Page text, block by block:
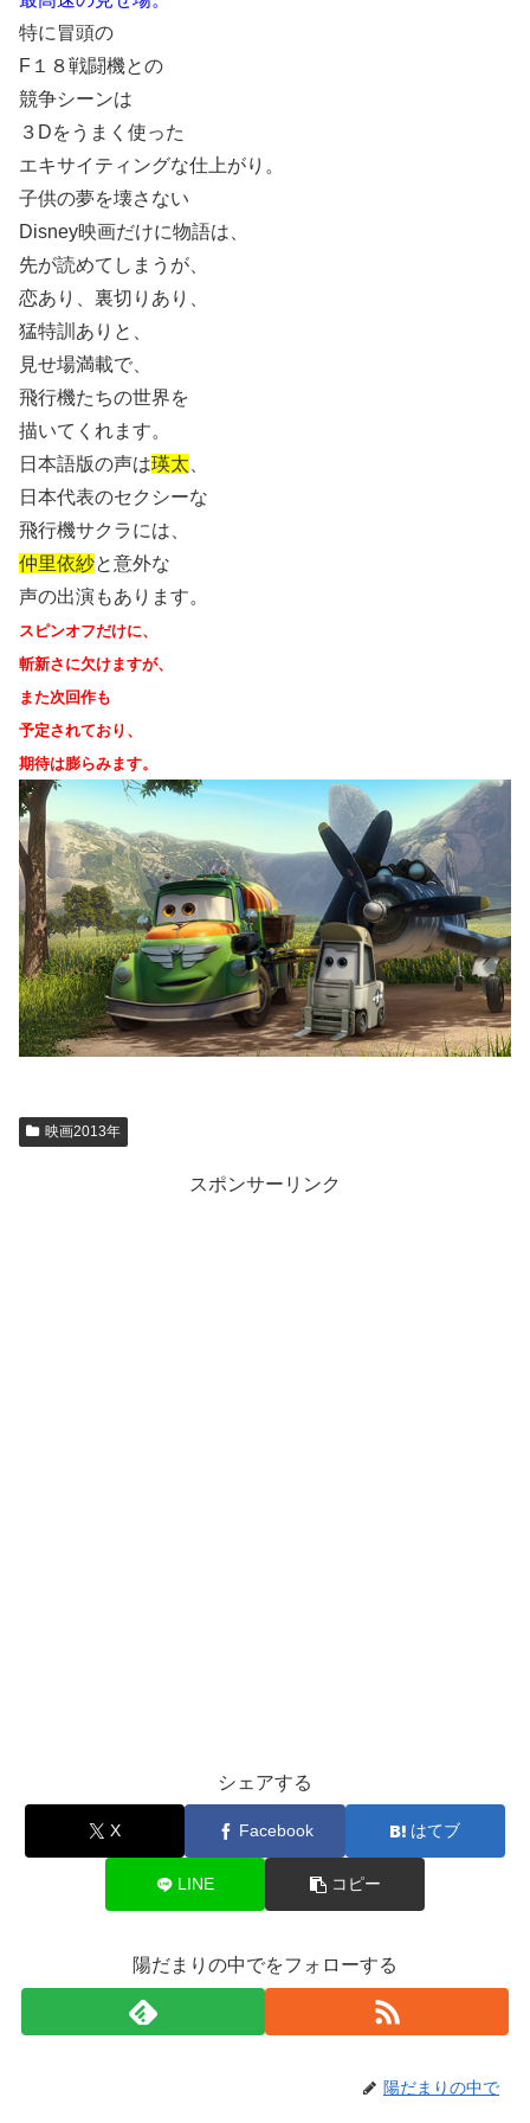
特に冒頭の
F１８戦闘機との
競争シーンは
３Dをうまく使った
エキサイティングな仕上がり。
子供の夢を壊さない
Disney映画だけに物語は、
先が読めてしまうが、
恋あり、裏切りあり、
猛特訓ありと、
見せ場満載で、
飛行機たちの世界を
描いてくれます。
日本語版の声は瑛太
日本代表のセクシーな
飛行機サクラには、
仲里依紗と意外な
声の出演もあります。
スピンオフだけに、
斬新さに欠けますが、
また次回作も
予定されており、
期待は膨らみます。
映画2013年
スポンサーリンク
シェアする
X Facebook はてブ
LINE コピー
陽だまりの中でをフォローする
陽だまりの中で